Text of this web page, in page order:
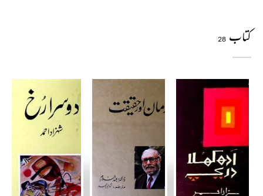
کتاب 28